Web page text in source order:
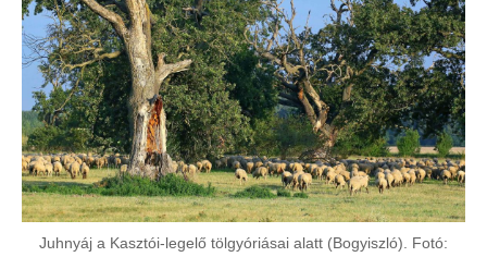
Juhnyáj a Kasztói-legelő tölgyóriásai alatt (Bogyiszló). Fotó: